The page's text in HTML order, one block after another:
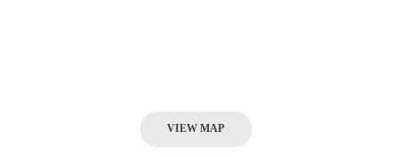
VIEW MAP